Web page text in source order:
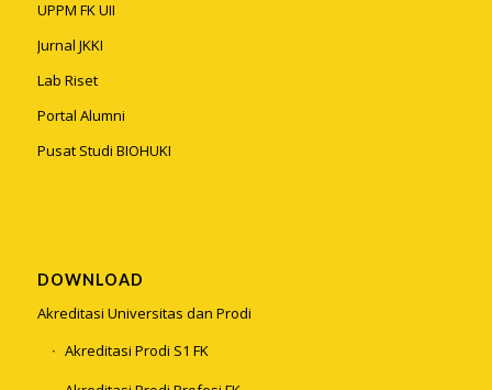
UPPM FK UII
Jurnal JKKI
Lab Riset
Portal Alumni
Pusat Studi BIOHUKI
DOWNLOAD
Akreditasi Universitas dan Prodi
Akreditasi Prodi S1 FK